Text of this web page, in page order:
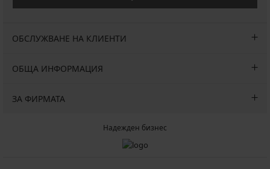
ОБСЛУЖВАНЕ НА КЛИЕНТИ
ОБЩА ИНФОРМАЦИЯ
ЗА ФИРМАТА
Надежден бизнес